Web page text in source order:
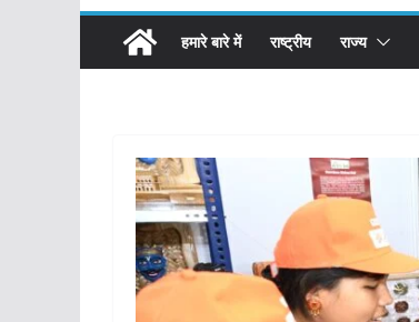
हमारे बारे में राष्ट्रीय राज्य